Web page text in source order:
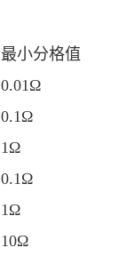
最小分格值
0.01Ω
0.1Ω
1Ω
0.1Ω
1Ω
10Ω